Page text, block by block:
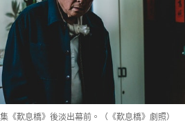
歎息橋》後淡出幕前。（《歎息橋》劇照）